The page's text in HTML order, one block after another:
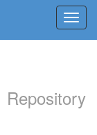
Repository